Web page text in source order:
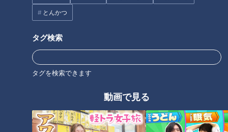
とんかつ
タグ検索
タグを検索できます
動画で見る
殖魚「伊勢まだい」と「伊勢ぶ
り」 驚きのおいしさを生む“特
きイセエビの生態に迫る 三重・
志摩市「三重県水産研究所」の